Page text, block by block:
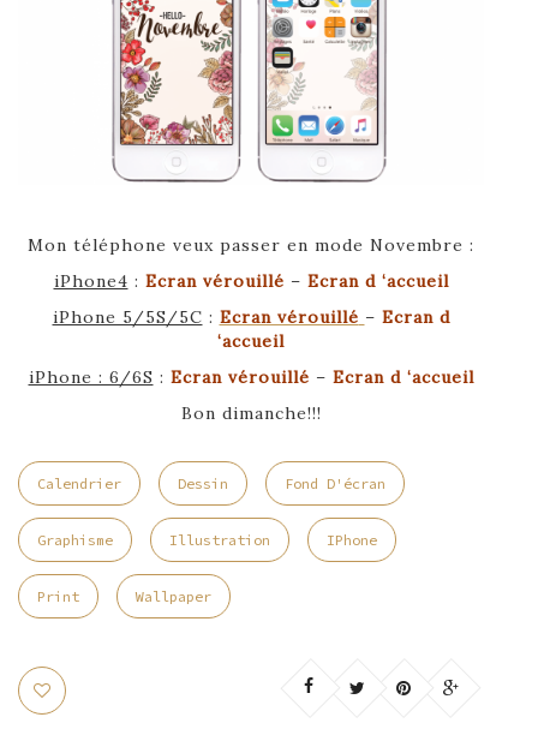
Mon téléphone veux passer en mode Novembre :
iPhone4 : Ecran vérouillé – Ecran d ‘accueil
iPhone 5/5S/5C : Ecran vérouillé – Ecran d
‘accueil
iPhone : 6/6S : Ecran vérouillé – Ecran d ‘accueil
Bon dimanche!!!
Calendrier Dessin Fond D'écran
Graphisme Illustration IPhone
Print Wallpaper